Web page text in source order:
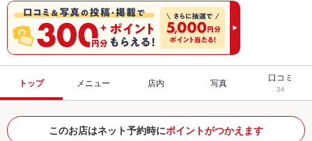
トップ メニュー 店内 写真 口コミ
34
このお店はネット予約時にポイントがつかえます